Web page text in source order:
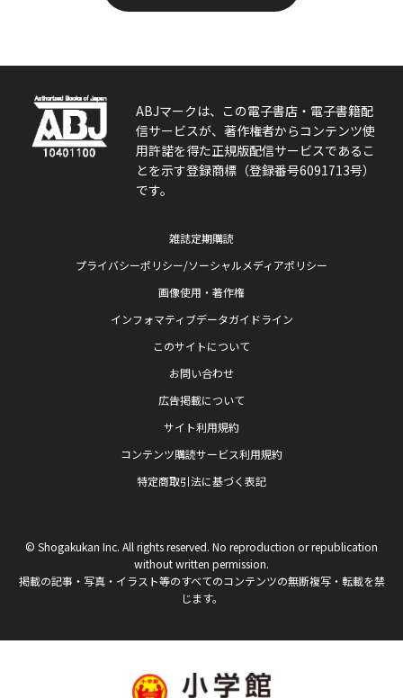
ABJマークは、この電子書店・電子書籍配
信サービスが、著作権者からコンテンツ使
用許諾を得た正規版配信サービスであるこ
とを示す登録商標（登録番号6091713号）
です。
雑誌定期購読
プライバシーポリシー/ソーシャルメディアポリシー
画像使用・著作権
インフォマティブデータガイドライン
このサイトについて
お問い合わせ
広告掲載について
サイト利用規約
コンテンツ購読サービス利用規約
特定商取引法に基づく表記
© Shogakukan Inc. All rights reserved. No reproduction or republication
without written permission.
掲載の記事・写真・イラスト等のすべてのコンテンツの無断複写・転載を禁
じます。